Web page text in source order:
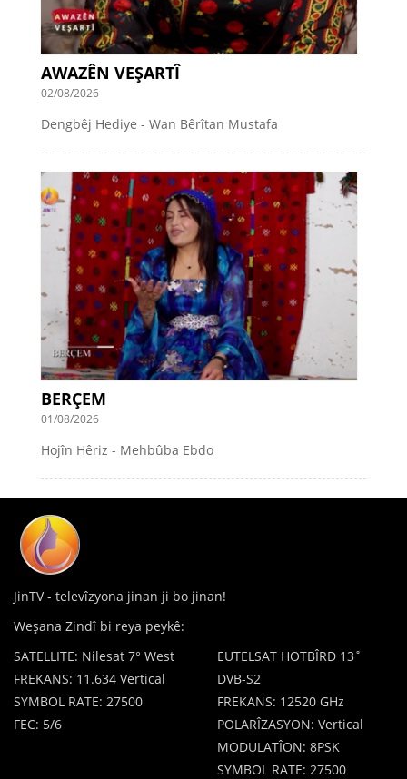
AWAZÊN VEŞARTÎ
02/08/2026
Dengbêj Hediye - Wan Bêrîtan Mustafa
BERÇEM
01/08/2026
Hojîn Hêriz - Mehbûba Ebdo
JinTV - televîzyona jinan ji bo jinan!
Weşana Zindî bi reya peykê:
SATELLITE: Nilesat 7° West
FREKANS: 11.634 Vertical
SYMBOL RATE: 27500
FEC: 5/6
EUTELSAT HOTBÎRD 13˚
DVB-S2
FREKANS: 12520 GHz
POLARÎZASYON: Vertical
MODULATÎON: 8PSK
SYMBOL RATE: 27500